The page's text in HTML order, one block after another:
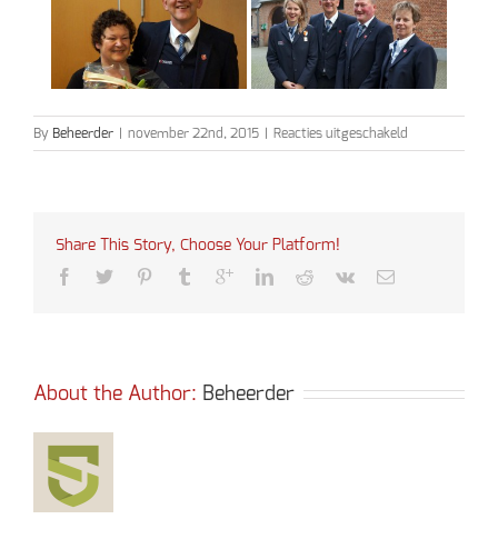
By Beheerder november 22nd, 2015 Reacties uitgeschakeld
Teerfeest
Share This Story, Choose Your Platform!
About the Author: Beheerder